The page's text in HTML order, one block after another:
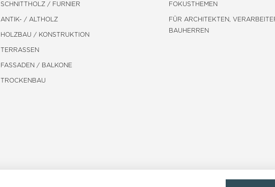
SCHNITTHOLZ / FURNIER
ANTIK- / ALTHOLZ
HOLZBAU / KONSTRUKTION
TERRASSEN
FASSADEN / BALKONE
TROCKENBAU
FOKUSTHEMEN
FÜR ARCHITEKTEN,
BAUHERREN